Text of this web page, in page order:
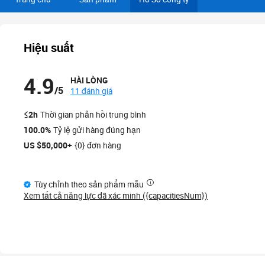
Hiệu suất
4.9/5
HÀI LÒNG
11 đánh giá
≤2h Thời gian phản hồi trung bình
100.0% Tỷ lệ gửi hàng đúng hạn
US $50,000+ {0} đơn hàng
Tùy chỉnh theo sản phẩm mẫu
Xem tất cả năng lực đã xác minh ({capacitiesNum})